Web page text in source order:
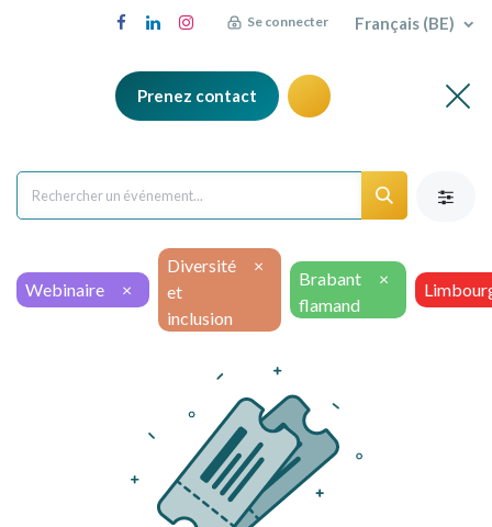
Se connecter Français (BE)
Prenez contact
Webinaire ×
Diversité
et
inclusion
×
Brabant
flamand
×